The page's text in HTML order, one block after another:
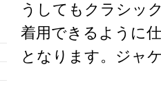
うしてもクラシッ
着用できるように
となります。ジャ